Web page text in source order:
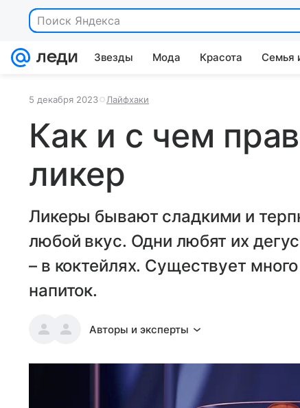
Поиск Яндекса
Звезды Мода Красота Семья
5 декабря 2023 Лайфхаки
Как и с чем
ликер
Ликеры бывают сладкими и
любой вкус. Одни любят их
– в коктейлях. Существует
напиток.
Авторы и эксперты